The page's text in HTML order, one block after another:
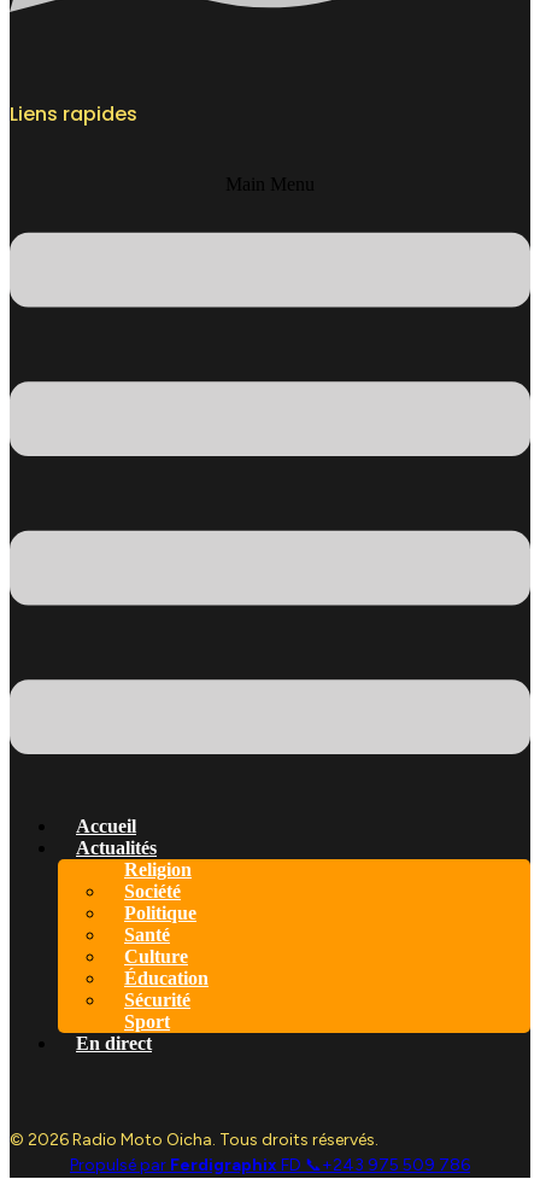
Liens rapides
Main Menu
Accueil
Actualités
Religion
Société
Politique
Santé
Culture
Éducation
Sécurité
Sport
En direct
© 2026 Radio Moto Oicha. Tous droits réservés.
Propulsé par Ferdigraphix FD 📞+243 975 509 786